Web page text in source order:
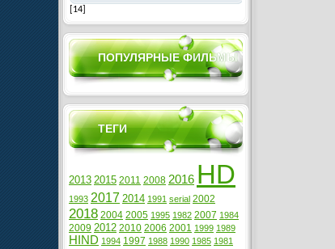
[14]
ПОПУЛЯРНЫЕ ФИЛЬМЫ
ТЕГИ
2013 2015 2011 2008 2016 HD
1993 2017 2014 1991 serial 2002
2018 2004 2005 1995 1982 2007 1984
2009 2012 2010 2006 2001 1999 1989
HIND 1994 1997 1988 1990 1985 1981